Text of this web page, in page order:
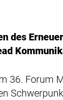
des
36. Forum